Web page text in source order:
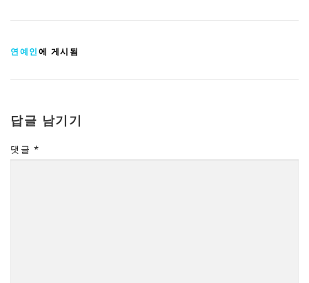
연예인에 게시됨
답글 남기기
댓글 *